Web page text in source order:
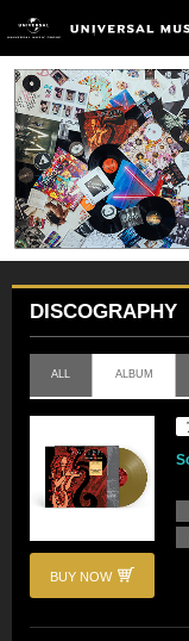
DISCOGRAPHY
ALL ALBUM
BUY NOW